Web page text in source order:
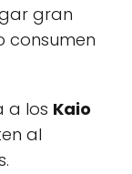
gran
consumen
a los Kaio
al